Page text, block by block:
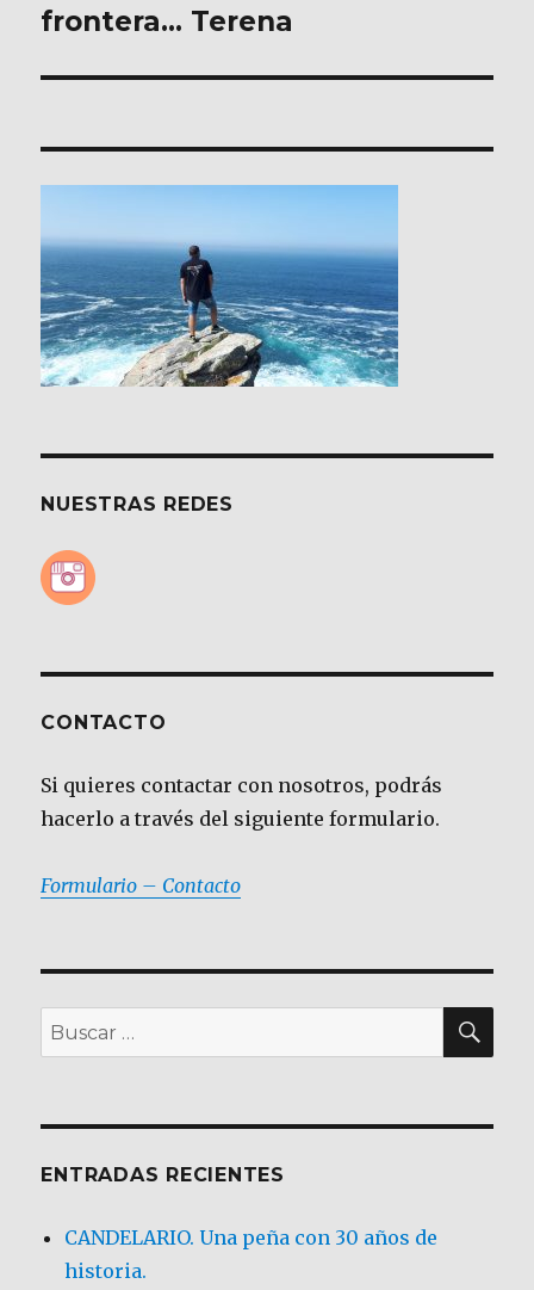
entradas
frontera… Terena
NUESTRAS REDES
CONTACTO
Si quieres contactar con nosotros, podrás
hacerlo a través del siguiente formulario.
Formulario – Contacto
Buscar
por:
ENTRADAS RECIENTES
CANDELARIO. Una peña con 30 años de
historia.